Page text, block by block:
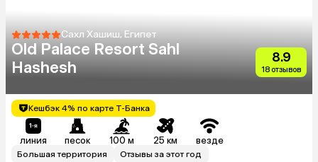
Сахл Хашиш, Египет
Old Palace Resort Sahl
Hashesh
8.9
18 отзывов
Кешбэк 4% по карте Т-Банка
линия песок 100 м 25 км везде
Большая территория
Отзывы за этот год